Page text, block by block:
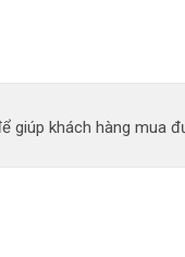
giúp khách hàng mua